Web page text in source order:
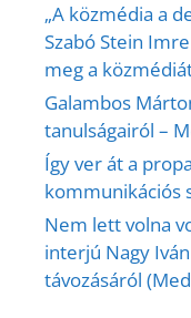
„A közmédia a
Szabó Stein
meg a
Galambos
tanulságairól –
Így ver át a
kommunikációs
Nem lett volna
interjú Nagy
távozásáról